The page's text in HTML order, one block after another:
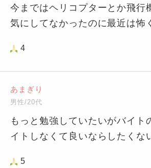
今まではヘリコプターとか飛行
気にしてなかったのに最近は
4
あまぎり
男性/20代
もっと勉強していたいがバイ
イトしなくて良いならしたくな
5